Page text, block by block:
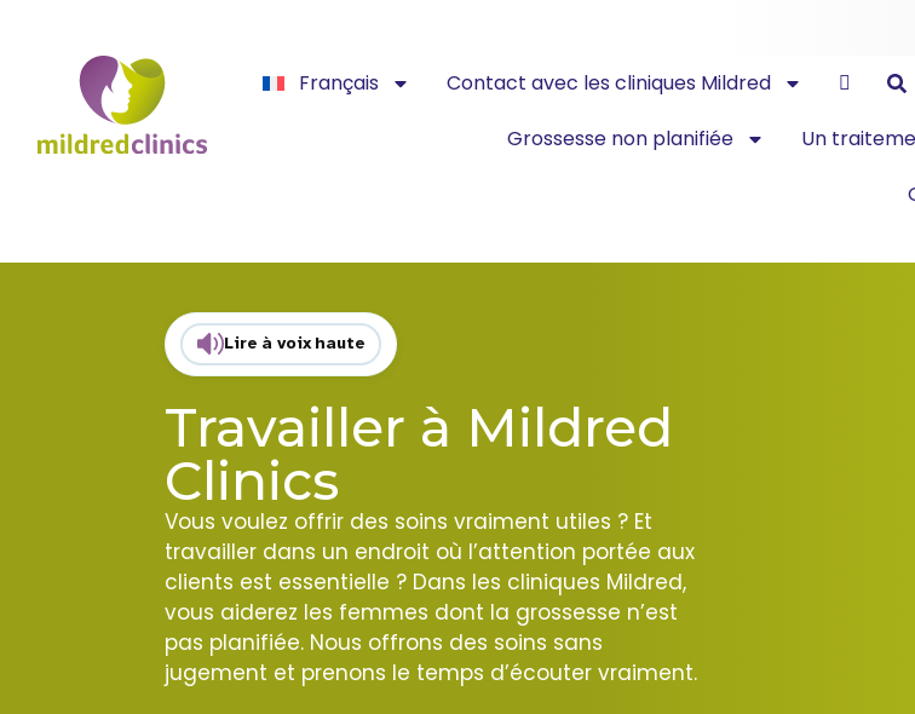
Français
Contact avec les cliniques Mildred
Grossesse non planifiée
Un
Lire à voix haute
Travailler à Mildred
Clinics
Vous voulez offrir des soins vraiment utiles ? Et
travailler dans un endroit où l’attention portée aux
clients est essentielle ? Dans les cliniques Mildred,
vous aiderez les femmes dont la grossesse n’est
pas planifiée. Nous offrons des soins sans
jugement et prenons le temps d’écouter vraiment.